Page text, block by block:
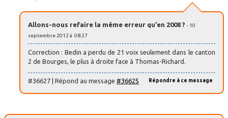
Allons-nous refaire la même erreur qu’en 2008 ? - 10
septembre 2012 à 08:27
Correction : Bedin a perdu de 21 voix seulement dans le canton
2 de Bourges, le plus à droite face à Thomas-Richard.
Répondre à ce message
#36627 | Répond au message #36625